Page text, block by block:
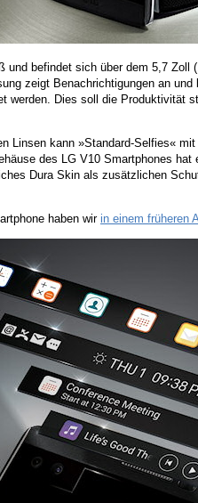
befindet sich über dem 5,7 Zoll
zeigt Benachrichtigungen an
werden. Dies soll die Produktivität
Linsen kann »Standard-Selfies«
des LG V10 Smartphones hat
Dura Skin als zusätzlichen
haben wir in einem früheren